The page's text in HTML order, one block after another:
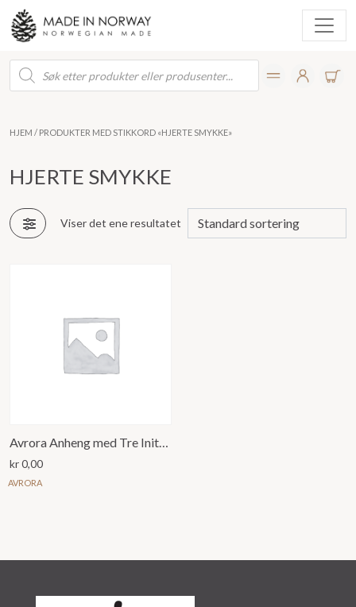
Products
search
HJEM / PRODUKTER MED STIKKORD «HJERTE SMYKKE»
HJERTE SMYKKE
Viser det ene resultatet
kr0,00
AVRORA